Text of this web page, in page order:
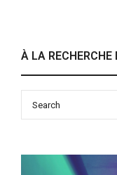
À LA RECHERCHE